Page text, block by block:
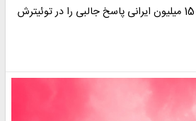
پاول دورف در رابطه با هک 15 میلیون ایرانی پاسخ جالبی را در توئیترش